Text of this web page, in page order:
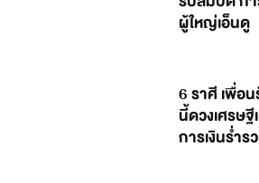
ผู้ใหญ่เอ็นดู
6 ราศี เพื่อน
นี้ดวงเศรษ
การเงินร่ำร